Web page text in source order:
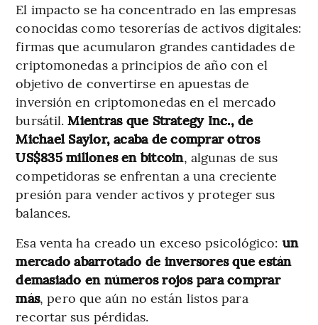
El impacto se ha concentrado en las empresas
conocidas como tesorerías de activos digitales:
firmas que acumularon grandes cantidades de
criptomonedas a principios de año con el
objetivo de convertirse en apuestas de
inversión en criptomonedas en el mercado
bursátil.Mientras que Strategy Inc., de
Michael Saylor, acaba de comprar otros
US$835 millones en bitcoin, algunas de sus
competidoras se enfrentan a una creciente
presión para vender activos y proteger sus
balances.
Esa venta ha creado un exceso psicológico: un
mercado abarrotado de inversores que están
demasiado en números rojos para comprar
más, pero que aún no están listos para
recortar sus pérdidas.